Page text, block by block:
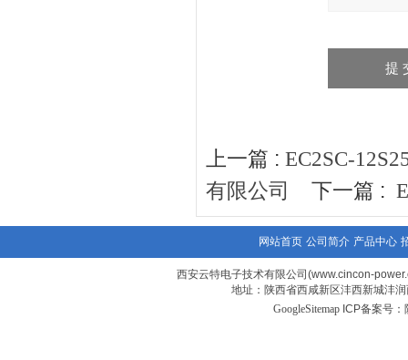
上一篇 : EC2SC-
有限公司
下一篇 :
网站首页 公司简介 产品中心
西安云特电子技术有限公司(www.cincon-
地址：陕西省西咸新区沣西新城沣
GoogleSitemap ICP备案号：